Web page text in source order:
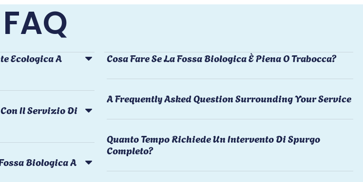
FAQ
Ecologica A
Il Servizio Di
Biologica A
Cosa Fare Se La Fossa Biologica È Piena O Trabocca?
A Frequently Asked Question Surrounding Your Service
Quanto Tempo Richiede Un Intervento Di Spurgo
Completo?